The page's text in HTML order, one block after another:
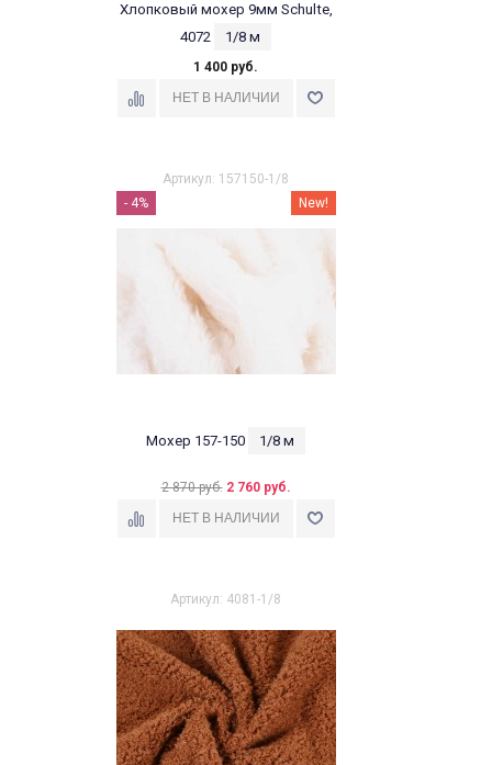
Хлопковый мохер 9мм Schulte,
4072
1/8 м
1 400 руб.
Артикул: 157150-1/8
- 4%
New!
Мохер 157-150 1/8 м
2 870 руб. 2 760 руб.
Артикул: 4081-1/8